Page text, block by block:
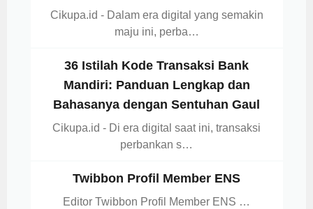
Cikupa.id - Dalam era digital yang semakin
maju ini, perba…
36 Istilah Kode Transaksi Bank
Mandiri: Panduan Lengkap dan
Bahasanya dengan Sentuhan Gaul
Cikupa.id - Di era digital saat ini, transaksi
perbankan s…
Twibbon Profil Member ENS
Editor Twibbon Profil Member ENS …